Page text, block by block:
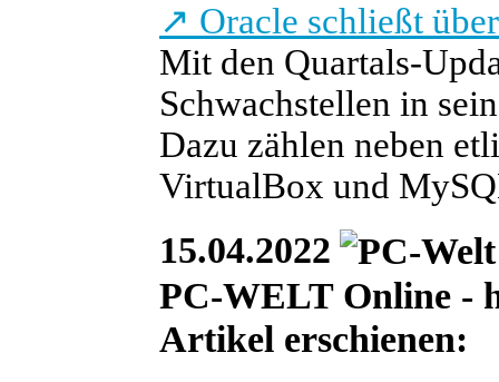
↗ Oracle schließt
Mit den Quartals-
Schwachstellen in
Dazu zählen neben
VirtualBox und
15.04.2022
PC-WELT Online -
Artikel erschienen: